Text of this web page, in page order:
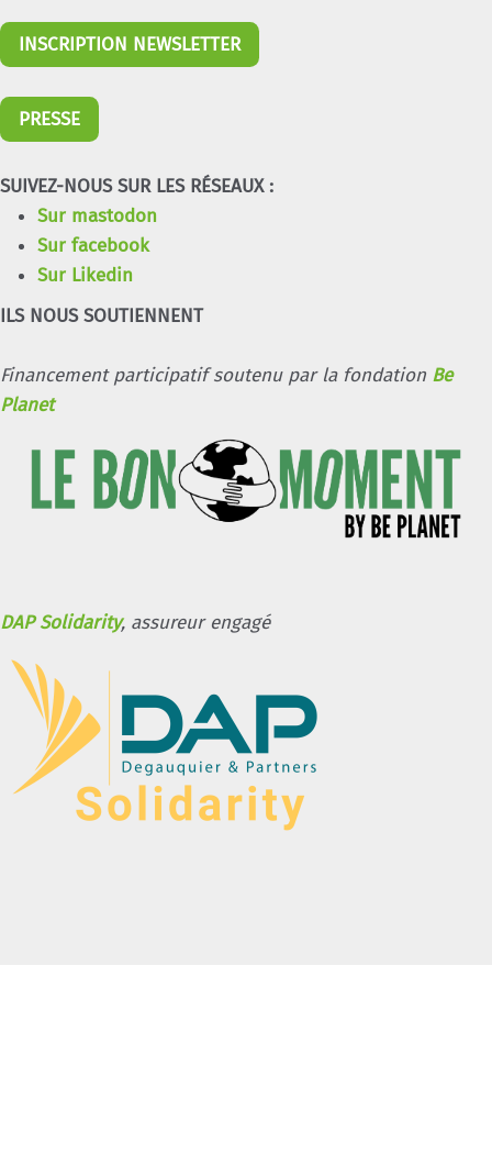
INSCRIPTION NEWSLETTER
PRESSE
SUIVEZ-NOUS SUR LES RÉSEAUX :
Sur mastodon
Sur facebook
Sur Likedin
ILS NOUS SOUTIENNENT
Financement participatif soutenu par la fondation Be
Planet
DAP Solidarity, assureur engagé